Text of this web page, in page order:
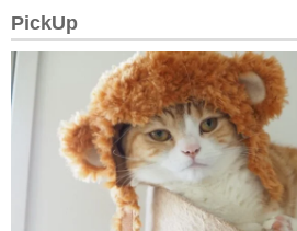
PickUp